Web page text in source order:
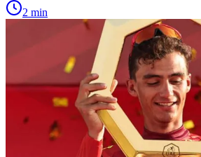
2 min